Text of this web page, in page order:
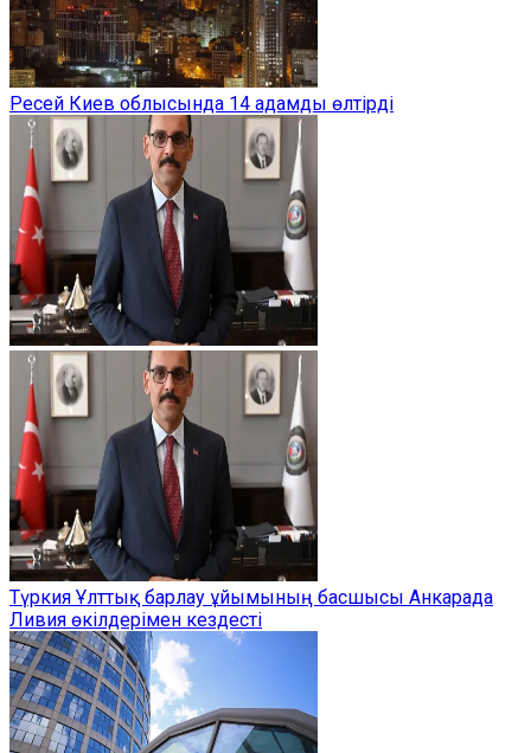
Ресей Киев облысында 14 адамды өлтірді
Түркия Ұлттық барлау ұйымының басшысы Анкарада
Ливия өкілдерімен кездесті